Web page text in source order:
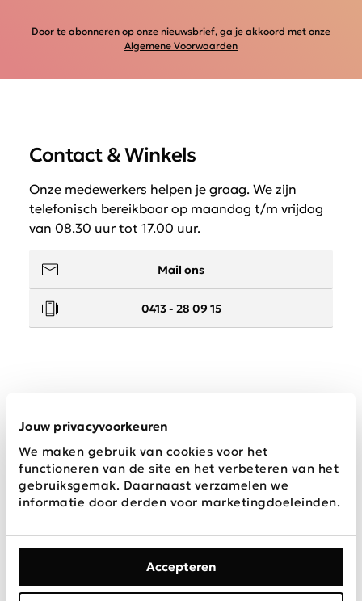
Jouw privacyvoorkeuren
We maken gebruik van cookies voor het
functioneren van de site en het verbeteren van het
gebruiksgemak. Daarnaast verzamelen we
informatie door derden voor marketingdoeleinden.
Accepteren
Door te abonneren op onze nieuwsbrief, ga je akkoord met onze
Algemene Voorwaarden
Contact & Winkels
Onze medewerkers helpen je graag. We zijn
telefonisch bereikbaar op maandag t/m vrijdag
van 08.30 uur tot 17.00 uur.
Mail ons
0413 - 28 09 15
Wij zijn Schijvens mode
Algemene Privacy & Disclaimer